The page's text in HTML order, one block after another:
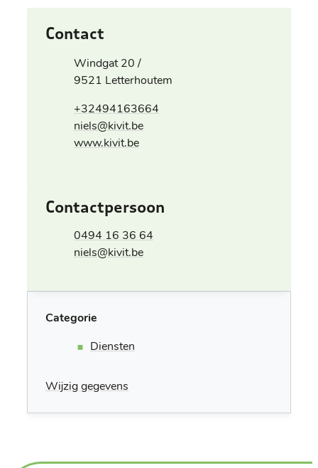
Contact
AdresWindgat 20 /
,9521 Letterhoutem
+32494163664
E-mailniels@kivit.be
Websitewww.kivit.be
Contactpersoon
0494 16 36 64
E-mailniels@kivit.be
Categorie
Diensten
Wijzig gegevens